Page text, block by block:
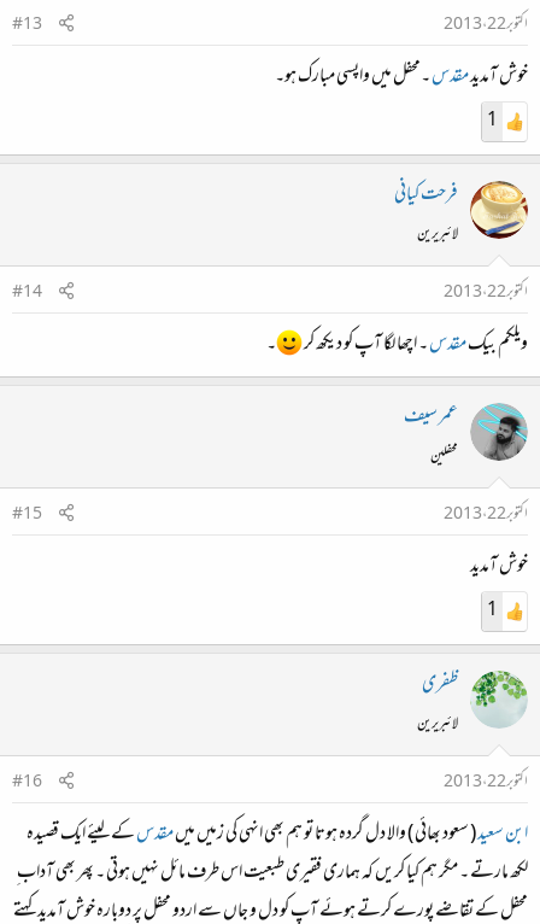
اکتوبر 22، 2013
#13
خوش آمدیدمقدس۔محفل میں واپسی مبارک ہو۔
1
فرحت کیانی
لائبریرین
اکتوبر 22، 2013
#14
ویلکم بیکمقدس۔ اچھا لگا آپ کو دیکھ کر
۔
عمر سیف
محفلین
اکتوبر 22، 2013
#15
خوش آمدید
1
ظفری
لائبریرین
اکتوبر 22، 2013
#16
ابن سعید( سعود بھائی ) والا دل گردہ ہوتا تو ہم بھی انہی کی زمیں میںمقدسکے لیئے ایک قصیدہ
لکھ مارتے ۔ مگر ہم کیا کریں کہ ہماری فقیری طبعیت اس طرف مائل نہیں ہوتی ۔ پھر بھی آداب ِ
محفل کے تقاضے پورے کرتے ہوئے آپ کو دل و جاں سے اردو محفل پر دوبارہ خوش آمدید کہتے